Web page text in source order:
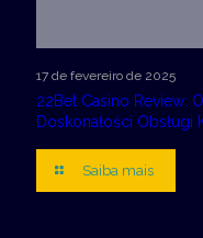
17 de fevereiro de 2025
22Bet Casino Review:
Doskonałości Obsługi
Saiba mais